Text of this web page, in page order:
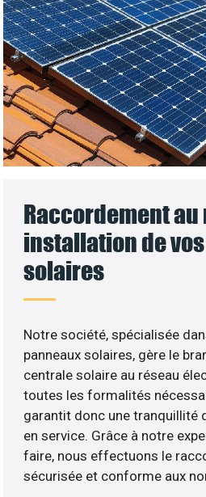
Raccordement
installation de
solaires
Notre société, spécialisée
panneaux solaires, gère le
centrale solaire au réseau
toutes les formalités
garantit donc une tranquillité
en service. Grâce à notre
faire, nous effectuons le
sécurisée et conforme aux